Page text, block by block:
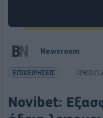
Newsroom
ΕΠΙΧΕΙΡΗΣΕΙΣ 09/07/
Novibet: